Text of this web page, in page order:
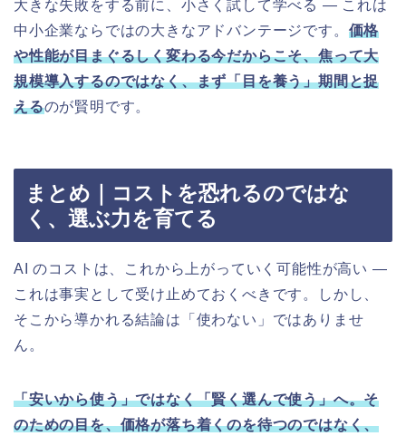
大きな失敗をする前に、小さく試して学べる ― これは
中小企業ならではの大きなアドバンテージです。 価格
や性能が目まぐるしく変わる今だからこそ、焦って大
規模導入するのではなく、まず「目を養う」期間と捉
えるのが賢明です。
まとめ｜コストを恐れるのではな
く、選ぶ力を育てる
AI のコストは、これから上がっていく可能性が高い ―
これは事実として受け止めておくべきです。しかし、
そこから導かれる結論は「使わない」ではありませ
ん。
「安いから使う」ではなく「賢く選んで使う」へ。そ
のための目を、価格が落ち着くのを待つのではなく、